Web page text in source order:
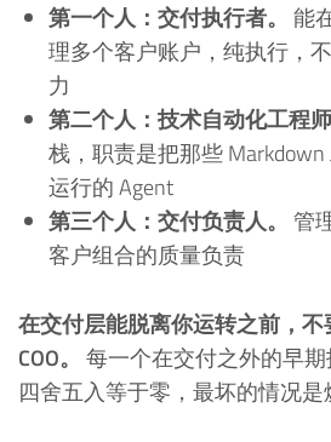
第一个人：交付执行者。 能
理多个客户账户，纯执行，
力
第二个人：技术自动化工程师
栈，职责是把那些
运行的 Agent
第三个人：交付负责人。 管
客户组合的质量负责
在交付层能脱离你运转之前，
COO。 每一个在交付之外的早
四舍五入等于零，最坏的情况是